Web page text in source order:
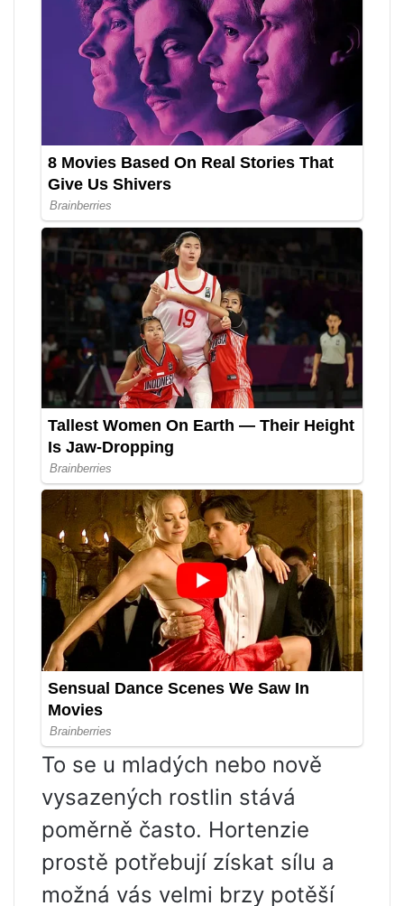
To se u mladých nebo nově
vysazených rostlin stává
poměrně často. Hortenzie
prostě potřebují získat sílu a
možná vás velmi brzy potěší